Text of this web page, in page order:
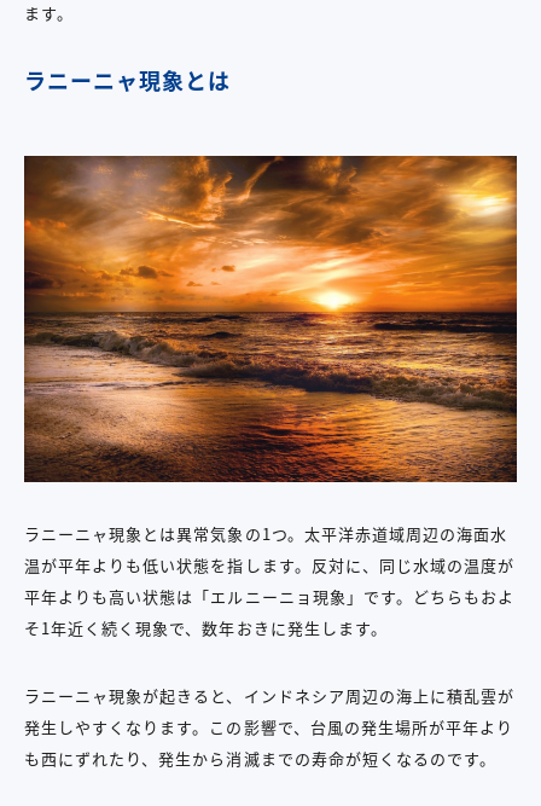
ます。
ラニーニャ現象とは
ラニーニャ現象とは異常気象の1つ。太平洋赤道域周辺の海面水
温が平年よりも低い状態を指します。反対に、同じ水域の温度が
平年よりも高い状態は「エルニーニョ現象」です。どちらもおよ
そ1年近く続く現象で、数年おきに発生します。
ラニーニャ現象が起きると、インドネシア周辺の海上に積乱雲が
発生しやすくなります。この影響で、台風の発生場所が平年より
も西にずれたり、発生から消滅までの寿命が短くなるのです。